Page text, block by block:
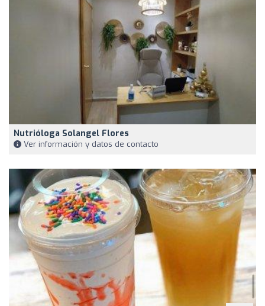
Nutrióloga Solangel Flores
Ver información y datos de contacto